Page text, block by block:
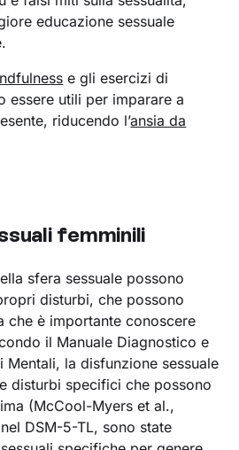
educazione sessuale
e gli esercizi di
essere utili per imparare a
riducendo l’ansia da
femminili
sfera sessuale possono
disturbi, che possono
che è importante conoscere
il Manuale Diagnostico e
Mentali, la disfunzione sessuale
disturbi specifici che possono
(McCool-Myers et al.,
DSM-5-TL, sono state